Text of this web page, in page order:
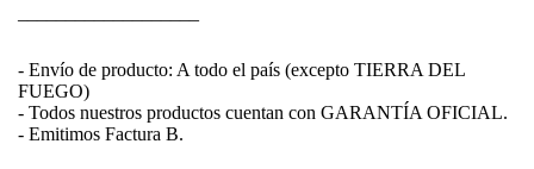
- Envío de producto: A todo el país (excepto TIERRA DEL
FUEGO)
- Todos nuestros productos cuentan con GARANTÍA OFICIAL.
- Emitimos Factura B.